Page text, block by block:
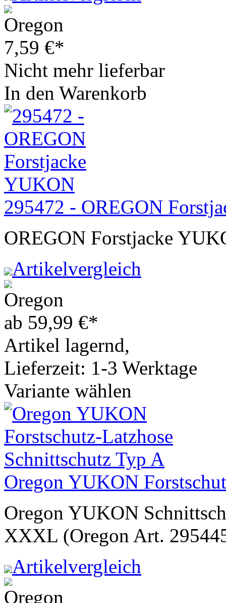
7,59 €*
Nicht mehr lieferbar
In den Warenkorb
295472 - OREGON
OREGON Forstjacke
Artikelvergleich
ab 59,99 €*
Artikel lagernd,
Lieferzeit: 1-3 Werktage
Variante wählen
Oregon YUKON
Oregon YUKON
XXXL (Oregon Art.
Artikelvergleich